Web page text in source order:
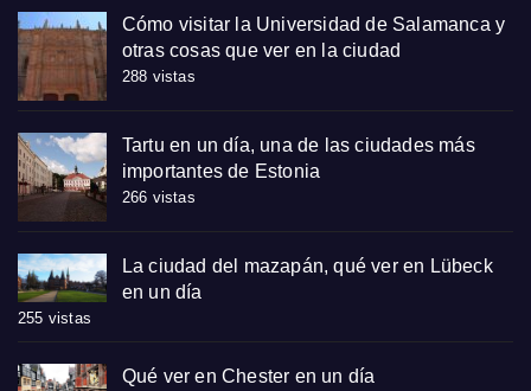
Cómo visitar la Universidad de Salamanca y
otras cosas que ver en la ciudad
288 vistas
Tartu en un día, una de las ciudades más
importantes de Estonia
266 vistas
La ciudad del mazapán, qué ver en Lübeck
en un día
255 vistas
Qué ver en Chester en un día